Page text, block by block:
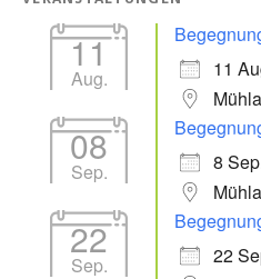
11
Aug.
11
08
Sep.
8
22
Sep.
22